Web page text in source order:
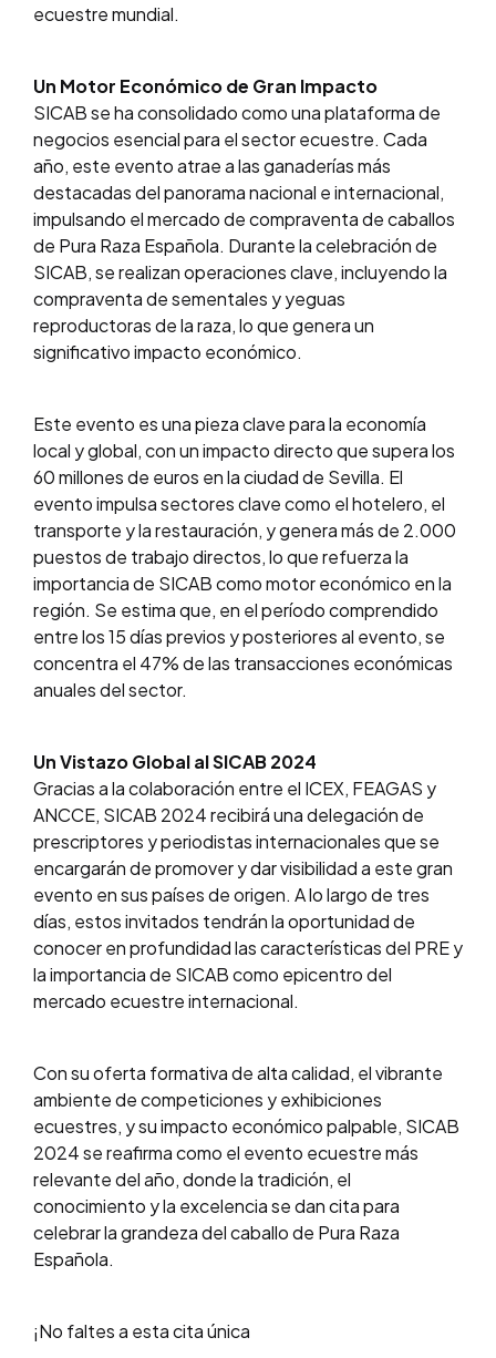
ecuestre mundial.
Un Motor Económico de Gran Impacto
SICAB se ha consolidado como una plataforma de
negocios esencial para el sector ecuestre. Cada
año, este evento atrae a las ganaderías más
destacadas del panorama nacional e internacional,
impulsando el mercado de compraventa de caballos
de Pura Raza Española. Durante la celebración de
SICAB, se realizan operaciones clave, incluyendo la
compraventa de sementales y yeguas
reproductoras de la raza, lo que genera un
significativo impacto económico.
Este evento es una pieza clave para la economía
local y global, con un impacto directo que supera los
60 millones de euros en la ciudad de Sevilla. El
evento impulsa sectores clave como el hotelero, el
transporte y la restauración, y genera más de 2.000
puestos de trabajo directos, lo que refuerza la
importancia de SICAB como motor económico en la
región. Se estima que, en el período comprendido
entre los 15 días previos y posteriores al evento, se
concentra el 47% de las transacciones económicas
anuales del sector.
Un Vistazo Global al SICAB 2024
Gracias a la colaboración entre el ICEX, FEAGAS y
ANCCE, SICAB 2024 recibirá una delegación de
prescriptores y periodistas internacionales que se
encargarán de promover y dar visibilidad a este gran
evento en sus países de origen. A lo largo de tres
días, estos invitados tendrán la oportunidad de
conocer en profundidad las características del PRE y
la importancia de SICAB como epicentro del
mercado ecuestre internacional.
Con su oferta formativa de alta calidad, el vibrante
ambiente de competiciones y exhibiciones
ecuestres, y su impacto económico palpable, SICAB
2024 se reafirma como el evento ecuestre más
relevante del año, donde la tradición, el
conocimiento y la excelencia se dan cita para
celebrar la grandeza del caballo de Pura Raza
Española.
¡No faltes a esta cita única